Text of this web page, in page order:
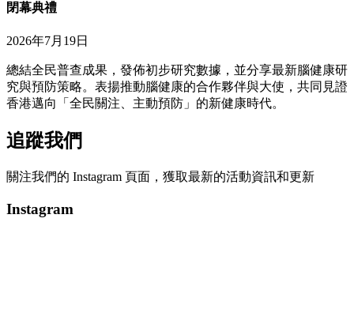
閉幕典禮
2026年7月19日
總結全民普查成果，發佈初步研究數據，並分享最新腦健康研
究與預防策略。表揚推動腦健康的合作夥伴與大使，共同見證
香港邁向「全民關注、主動預防」的新健康時代。
追蹤我們
關注我們的 Instagram 頁面，獲取最新的活動資訊和更新
Instagram